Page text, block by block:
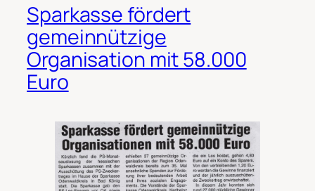
Sparkasse fördert
gemeinnützige
Organisation mit 58.000
Euro